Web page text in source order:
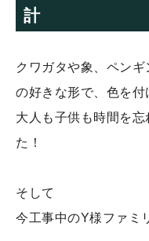
計
クワガタや象、ペン
の好きな形で、色を付
大人も子供も時間を
た！
そして
今工事中のY様ファミ